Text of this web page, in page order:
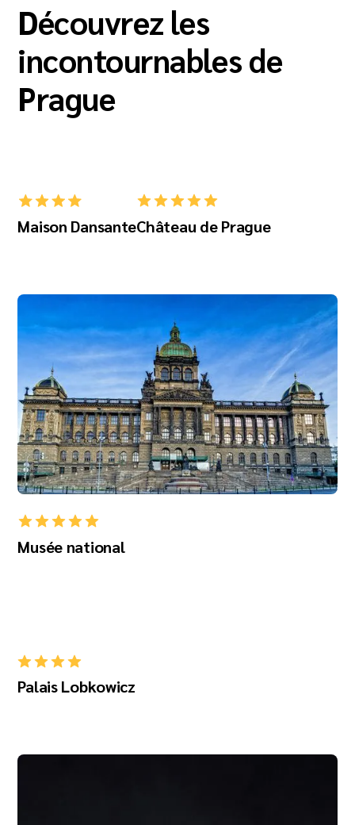
Découvrez les
incontournables de
Prague
Maison DansanteChâteau de Prague
Musée national
Palais Lobkowicz